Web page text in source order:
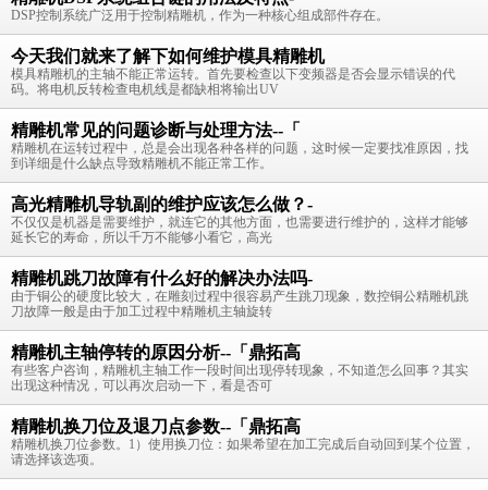
DSP控制系统广泛用于控制精雕机，作为一种核心组成部件存在。
今天我们就来了解下如何维护模具精雕机
模具精雕机的主轴不能正常运转。首先要检查以下变频器是否会显示错误的代
码。将电机反转检查电机线是都缺相将输出UV
精雕机常见的问题诊断与处理方法--「
精雕机在运转过程中，总是会出现各种各样的问题，这时候一定要找准原因，找
到详细是什么缺点导致精雕机不能正常工作。
高光精雕机导轨副的维护应该怎么做？-
不仅仅是机器是需要维护，就连它的其他方面，也需要进行维护的，这样才能够
延长它的寿命，所以千万不能够小看它，高光
精雕机跳刀故障有什么好的解决办法吗-
由于铜公的硬度比较大，在雕刻过程中很容易产生跳刀现象，数控铜公精雕机跳
刀故障一般是由于加工过程中精雕机主轴旋转
精雕机主轴停转的原因分析--「鼎拓高
有些客户咨询，精雕机主轴工作一段时间出现停转现象，不知道怎么回事？其实
出现这种情况，可以再次启动一下，看是否可
精雕机换刀位及退刀点参数--「鼎拓高
精雕机换刀位参数。1）使用换刀位：如果希望在加工完成后自动回到某个位置，
请选择该选项。